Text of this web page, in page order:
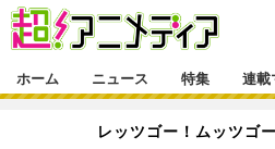
ホーム ニュース 特集 連載
レッツゴー！ムッツゴ